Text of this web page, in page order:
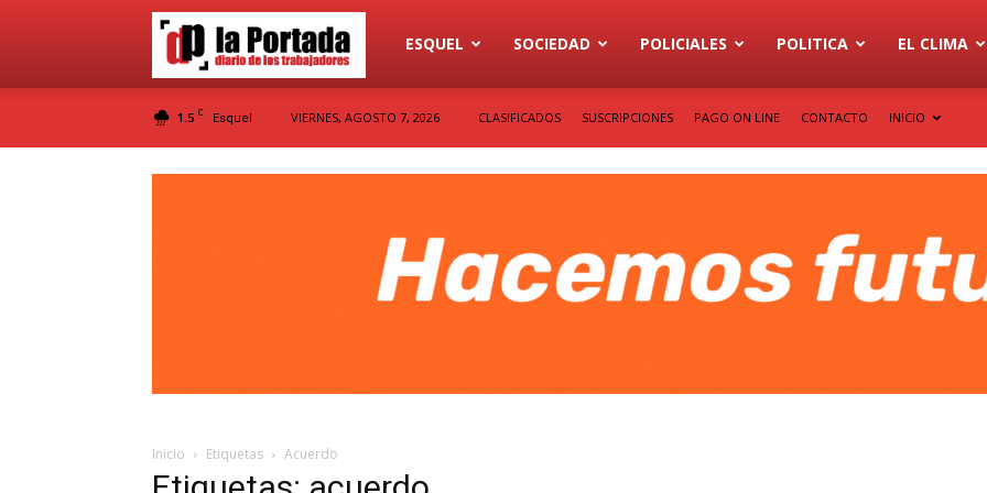
Diario
ESQUEL SOCIEDAD POLICIALES POLITICA EL CLIMA
1.5 C Esquel VIERNES, AGOSTO 7, 2026 CLASIFICADOS SUSCRIPCIONES PAGO ON LINE CONTACTO INICIO
Inicio Etiquetas Acuerdo